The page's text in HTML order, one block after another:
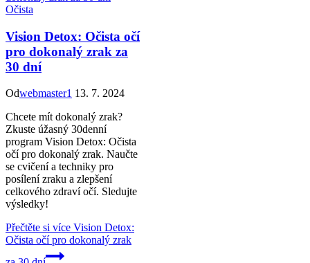
Očista
Vision Detox: Očista očí
pro dokonalý zrak za
30 dní
Odwebmaster1 13. 7. 2024
Chcete mít dokonalý zrak?
Zkuste úžasný 30denní
program Vision Detox: Očista
očí pro dokonalý zrak. Naučte
se cvičení a techniky pro
posílení zraku a zlepšení
celkového zdraví očí. Sledujte
výsledky!
Přečtěte si více Vision Detox:
Očista očí pro dokonalý zrak